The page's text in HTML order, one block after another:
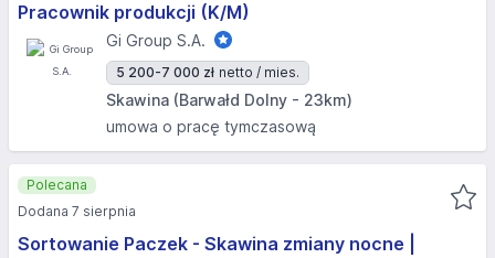
Pracownik produkcji (K/M)
Gi Group S.A.
5 200-7 000 zł netto / mies.
Skawina (Barwałd Dolny - 23km)
umowa o pracę tymczasową
Sortowanie Paczek - Skawina zmiany nocne |
Polecana
Dodana 7 sierpnia